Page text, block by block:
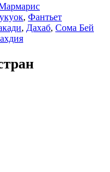
, Фантьет
, Дахаб, Сома Бей